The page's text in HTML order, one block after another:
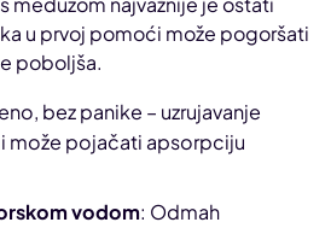
u prvoj pomoći može pogoršati
poboljša.
bez panike – uzrujavanje
može pojačati apsorpciju
vodom: Odmah